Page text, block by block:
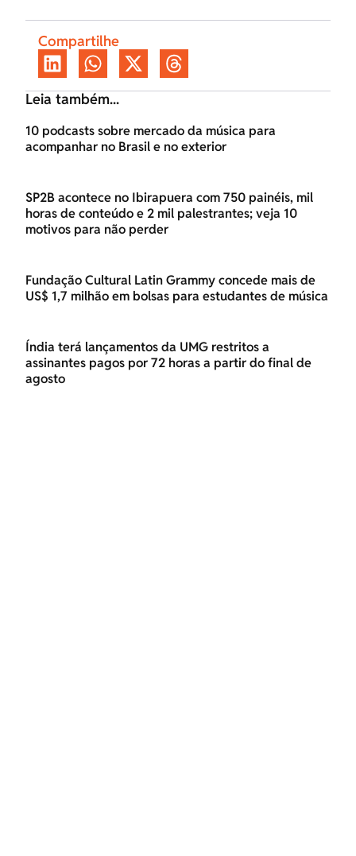
Compartilhe
Leia também...
10 podcasts sobre mercado da música para
acompanhar no Brasil e no exterior
SP2B acontece no Ibirapuera com 750 painéis, mil
horas de conteúdo e 2 mil palestrantes; veja 10
motivos para não perder
Fundação Cultural Latin Grammy concede mais de
US$ 1,7 milhão em bolsas para estudantes de música
Índia terá lançamentos da UMG restritos a
assinantes pagos por 72 horas a partir do final de
agosto